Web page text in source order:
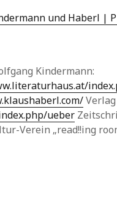
und Haberl |
Kindermann:
Verlag
ueber
Verein „read!!ing